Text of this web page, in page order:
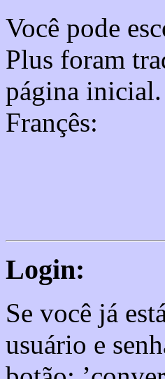
Você pode
Plus foram
página
Françês:
Login:
Se você já
usuário e